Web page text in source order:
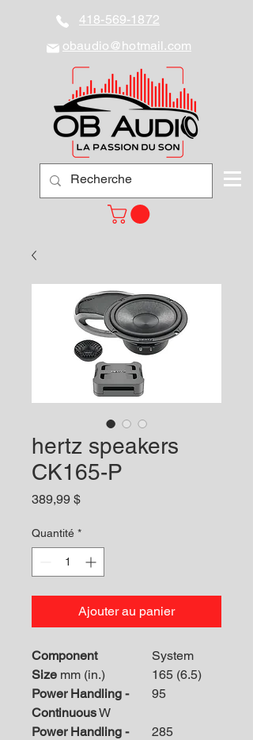
418-569-1872
obaudio@hotmail.com
hertz speakers
CK165-P
389,99 $Prix
Quantité *
Ajouter au panier
Component
System
Size mm (in.)
165 (6.5)
Power Handling -
ContinuousW
95
Power Handling -
285